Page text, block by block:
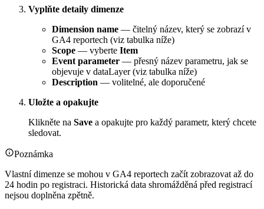
Vyplňte detaily dimenze
Dimension name — čitelný název, který se zobrazí v
GA4 reportech (viz tabulka níže)
Scope — vyberte Item
Event parameter — přesný název parametru, jak se
objevuje v dataLayer (viz tabulka níže)
Description — volitelné, ale doporučené
Uložte a opakujte
Klikněte na Save a opakujte pro každý parametr, který chcete
sledovat.
Poznámka
Vlastní dimenze se mohou v GA4 reportech začít zobrazovat až do
24 hodin po registraci. Historická data shromážděná před registrací
nejsou doplněna zpětně.